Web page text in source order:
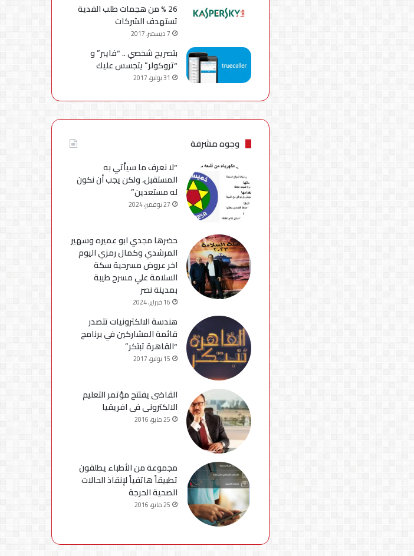
26 % من هجمات طلب الفدية
تستهدف الشركات
7 ديسمبر، 2017
بتصريح شخصي .. “فايبر” و
“تروكولر” يتجسس عليك
31 يوليو، 2017
وجوه مشرفة
“لا نعرف ما سيأتي به
المستقبل، ولكن يجب أن نكون
له مستعدين”
27 نوفمبر، 2024
حضرها مجدي ابو عميره وسهير
المرشدي وكمال رمزي اليوم
اخر عروض مسرحية سكة
السلامة علي مسرح طيبة
بمدينة نصر
16 فبراير، 2024
هندسة الالكترونيات تتصدر
قائمة المشاركين في برنامج
“القاهرة تبتكر”
15 يوليو، 2017
القاضى يفتتح مؤتمر التعليم
الالكترونى فى افريقيا
25 مايو، 2016
مجموعة من الأطباء يطلقون
تطبيقاً هاتفياً لإنقاذ الحالات
الصحية الحرجة
25 مايو، 2016